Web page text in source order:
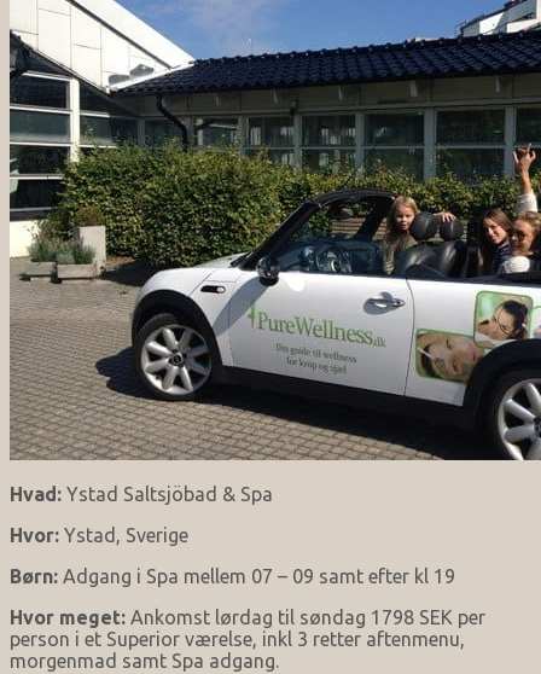
Hvad: Ystad Saltsjöbad & Spa
Hvor: Ystad, Sverige
Børn: Adgang i Spa mellem 07 – 09 samt efter kl 19
Hvor meget: Ankomst lørdag til søndag 1798 SEK per
person i et Superior værelse, inkl 3 retter aftenmenu,
morgenmad samt Spa adgang.